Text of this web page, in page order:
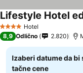
4 ZvezdiceHotel
Lifestyle Hotel
8,9 Odlično 2.820
Izaberi datume da bi
tačne cene